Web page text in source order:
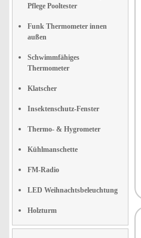
Pflege Pooltester
Funk Thermometer innen
außen
Schwimmfähiges
Thermometer
Klatscher
Insektenschutz-Fenster
Thermo- & Hygrometer
Kühlmanschette
FM-Radio
LED Weihnachtsbeleuchtung
Holzturm